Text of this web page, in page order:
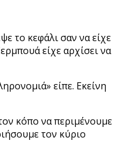
το κεφάλι σαν να είχε
είχε αρχίσει να
είπε. Εκείνη
κόπο να περιμένουμε
τον κύριο